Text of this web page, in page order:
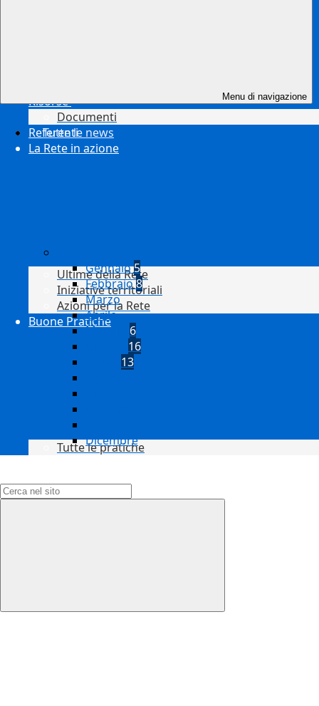
Risorse
Documenti
Referenti
La Rete in azione
Ultime della Rete
Iniziative territoriali
Azioni per la Rete
Buone Pratiche
Tutte le pratiche
Menu di navigazione
Tutte le news
Gennaio5
Febbraio8
Marzo
Aprile
Maggio 6
16
13
Dicembre